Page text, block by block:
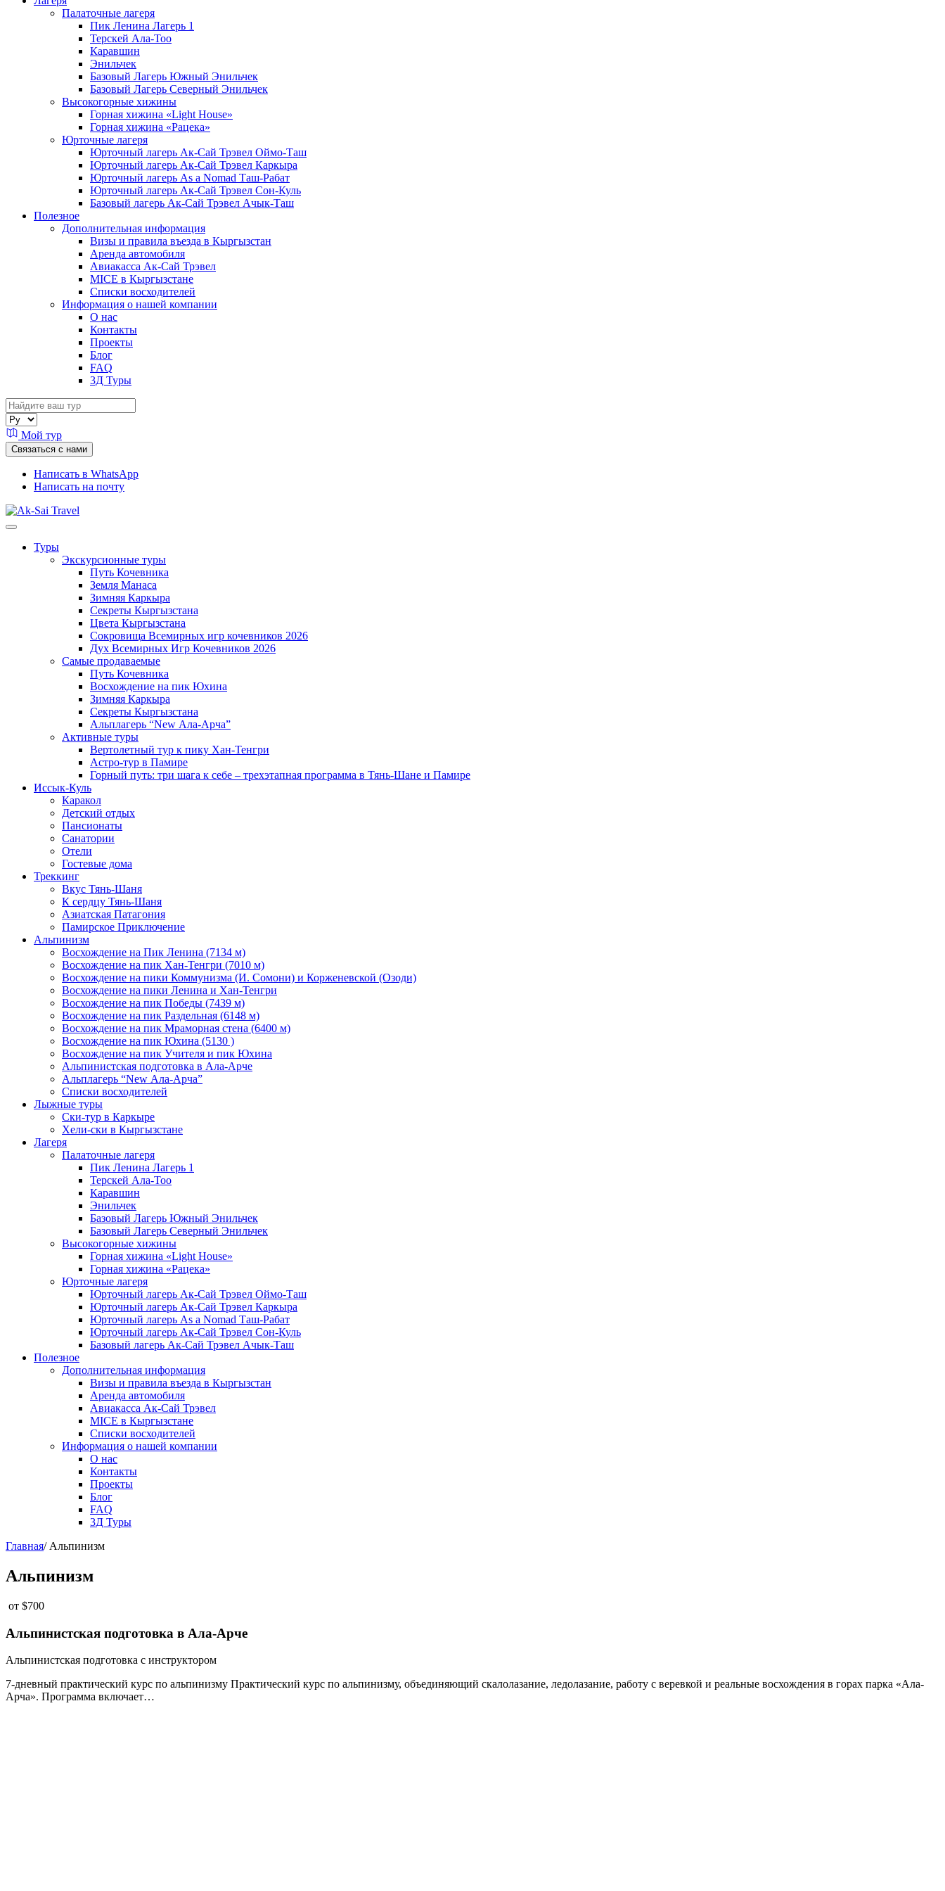
Палаточные лагеря
Пик Ленина Лагерь 1
Терскей Ала-Тоо
Каравшин
Энильчек
Базовый Лагерь Южный Энильчек
Базовый Лагерь Северный Энильчек
Высокогорные хижины
Горная хижина «Light House»
Горная хижина «Рацека»
Юрточные лагеря
Юрточный лагерь Ак-Сай Трэвел Оймо-Таш
Юрточный лагерь Ак-Сай Трэвел Каркыра
Юрточный лагерь As a Nomad Таш-Рабат
Юрточный лагерь Ак-Сай Трэвел Сон-Куль
Базовый лагерь Ак-Сай Трэвел Ачык-Таш
Полезное
Дополнительная информация
Визы и правила въезда в Кыргызстан
Аренда автомобиля
Авиакасса Ак-Сай Трэвел
MICE в Кыргызстане
Списки восходителей
Информация о нашей компании
О нас
Контакты
Проекты
Блог
FAQ
3Д Туры
Мой тур
Связаться с нами
Написать в WhatsApp
Написать на почту
Туры
Экскурсионные туры
Путь Кочевника
Земля Манаса
Зимняя Каркыра
Секреты Кыргызстана
Цвета Кыргызстана
Сокровища Всемирных игр кочевников 2026
Дух Всемирных Игр Кочевников 2026
Самые продаваемые
Путь Кочевника
Восхождение на пик Юхина
Зимняя Каркыра
Секреты Кыргызстана
Альплагерь “New Ала-Арча”
Активные туры
Вертолетный тур к пику Хан-Тенгри
Астро-тур в Памире
Горный путь: три шага к себе – трехэтапная программа в Тянь-Шане и Памире
Иссык-Куль
Каракол
Детский отдых
Пансионаты
Санатории
Отели
Гостевые дома
Треккинг
Вкус Тянь-Шаня
К сердцу Тянь-Шаня
Азиатская Патагония
Памирское Приключение
Альпинизм
Восхождение на Пик Ленина (7134 м)
Восхождение на пик Хан-Тенгри (7010 м)
Восхождение на пики Коммунизма (И. Сомони) и Корженевской (Озоди)
Восхождение на пики Ленина и Хан-Тенгри
Восхождение на пик Победы (7439 м)
Восхождение на пик Раздельная (6148 м)
Восхождение на пик Мраморная стена (6400 м)
Восхождение на пик Юхина (5130 )
Восхождение на пик Учителя и пик Юхина
Альпинистская подготовка в Ала-Арче
Альплагерь “New Ала-Арча”
Списки восходителей
Лыжные туры
Ски-тур в Каркыре
Хели-ски в Кыргызстане
Лагеря
Палаточные лагеря
Пик Ленина Лагерь 1
Терскей Ала-Тоо
Каравшин
Энильчек
Базовый Лагерь Южный Энильчек
Базовый Лагерь Северный Энильчек
Высокогорные хижины
Горная хижина «Light House»
Горная хижина «Рацека»
Юрточные лагеря
Юрточный лагерь Ак-Сай Трэвел Оймо-Таш
Юрточный лагерь Ак-Сай Трэвел Каркыра
Юрточный лагерь As a Nomad Таш-Рабат
Юрточный лагерь Ак-Сай Трэвел Сон-Куль
Базовый лагерь Ак-Сай Трэвел Ачык-Таш
Полезное
Дополнительная информация
Визы и правила въезда в Кыргызстан
Аренда автомобиля
Авиакасса Ак-Сай Трэвел
MICE в Кыргызстане
Списки восходителей
Информация о нашей компании
О нас
Контакты
Проекты
Блог
FAQ
3Д Туры
Главная/ Альпинизм
Альпинизм
от $700
Альпинистская подготовка в Ала-Арче
Альпинистская подготовка с инструктором
7-дневный практический курс по альпинизму Практический курс по альпинизму, объединяющий скалолазание, ледолазание, работу с веревкой и реальные восхождения в горах парка «Ала-
Арча». Программа включает…